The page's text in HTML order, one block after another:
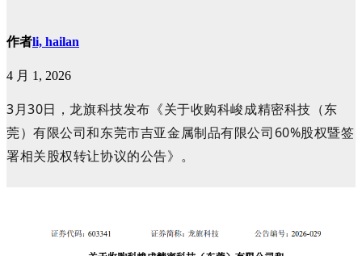
作者li, hailan
4 月 1, 2026
3月30日，龙旗科技发布《关于收购科峻成精密科技（东
莞）有限公司和东莞市吉亚金属制品有限公司60%股权暨签
署相关股权转让协议的公告》。